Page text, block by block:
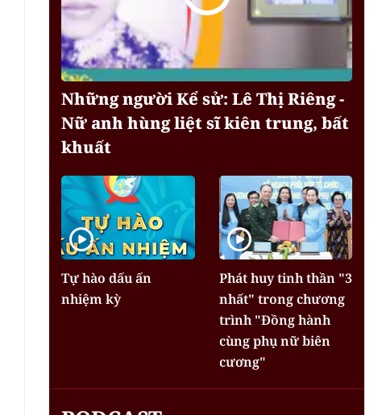
Những người Kể sử: Lê Thị Riêng -
Nữ anh hùng liệt sĩ kiên trung, bất
khuất
Tự hào dấu ấn
nhiệm kỳ
Phát huy tinh thần "3
nhất" trong chương
trình "Đồng hành
cùng phụ nữ biên
cương"